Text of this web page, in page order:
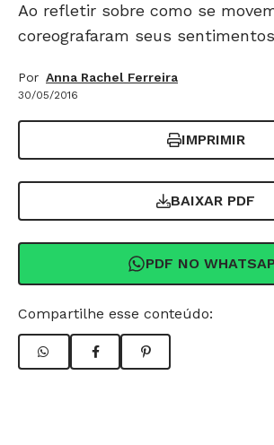
Ao refletir sobre como se
coreografaram seus sentimentos
Por Anna Rachel Ferreira
30/05/2016
IMPRIMIR
BAIXAR PDF
PDF NO
Compartilhe esse conteúdo: